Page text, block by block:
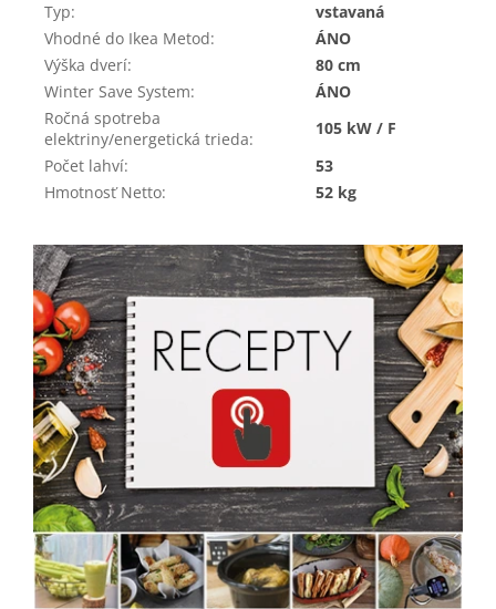
Typ:
vstavaná
Vhodné do Ikea Metod:
ÁNO
Výška dverí:
80 cm
Winter Save System:
ÁNO
Ročná spotreba
elektriny/energetická trieda:
105 kW / F
Počet lahví:
53
Hmotnosť Netto: 52 kg